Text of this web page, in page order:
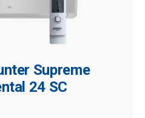
Supreme
24 SC